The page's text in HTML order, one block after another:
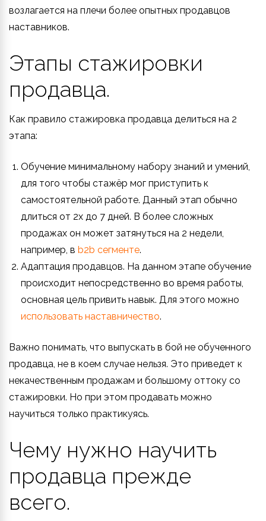
возлагается на плечи более опытных продавцов
наставников.
Этапы стажировки
продавца.
Как правило стажировка продавца делиться на 2
этапа:
Обучение минимальному набору знаний и умений,
для того чтобы стажёр мог приступить к
самостоятельной работе. Данный этап обычно
длиться от 2х до 7 дней. В более сложных
продажах он может затянуться на 2 недели,
например, в b2b сегменте.
Адаптация продавцов. На данном этапе обучение
происходит непосредственно во время работы,
основная цель привить навык. Для этого можно
использовать наставничество.
Важно понимать, что выпускать в бой не обученного
продавца, не в коем случае нельзя. Это приведет к
некачественным продажам и большому оттоку со
стажировки. Но при этом продавать можно
научиться только практикуясь.
Чему нужно научить
продавца прежде
всего.